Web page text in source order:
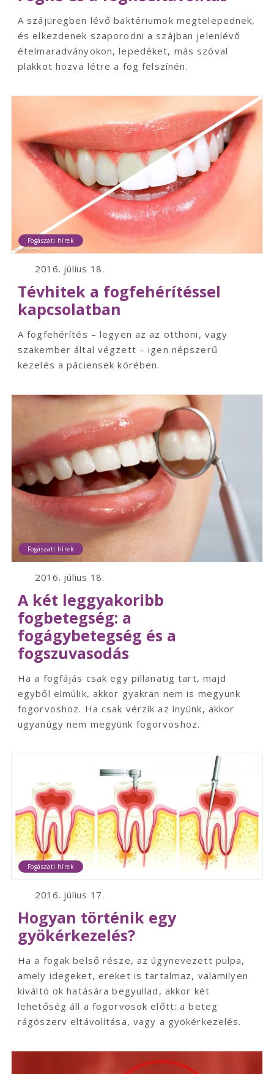
A szájüregben lévő baktériumok megtelepednek,
és elkezdenek szaporodni a szájban jelenlévő
ételmaradványokon, lepedéket, más szóval
plakkot hozva létre a fog felszínén.
Fogászati hírek
2016. július 18.
Tévhitek a fogfehérítéssel
kapcsolatban
A fogfehérítés – legyen az az otthoni, vagy
szakember által végzett – igen népszerű
kezelés a páciensek körében.
Fogászati hírek
2016. július 18.
A két leggyakoribb
fogbetegség: a
fogágybetegség és a
fogszuvasodás
Ha a fogfájás csak egy pillanatig tart, majd
egyből elmúlik, akkor gyakran nem is megyünk
fogorvoshoz. Ha csak vérzik az ínyünk, akkor
ugyanúgy nem megyünk fogorvoshoz.
Fogászati hírek
2016. július 17.
Hogyan történik egy
gyökérkezelés?
Ha a fogak belső része, az úgynevezett pulpa,
amely idegeket, ereket is tartalmaz, valamilyen
kiváltó ok hatására begyullad, akkor két
lehetőség áll a fogorvosok előtt: a beteg
rágószerv eltávolítása, vagy a gyökérkezelés.